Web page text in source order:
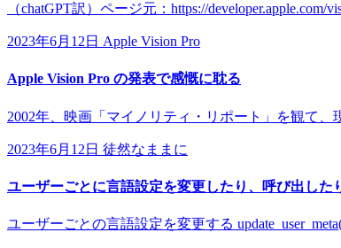
（chatGPT訳）ページ元：https://
2023年6月12日 Apple Vision Pro
Apple Vision Pro の発表で感慨に耽る
2002年、映画「マイノリティ・リポート」を観て
2023年6月12日 徒然なままに
ユーザーごとに言語設定を変更したり、呼び出した
ユーザーごとの言語設定を変更する